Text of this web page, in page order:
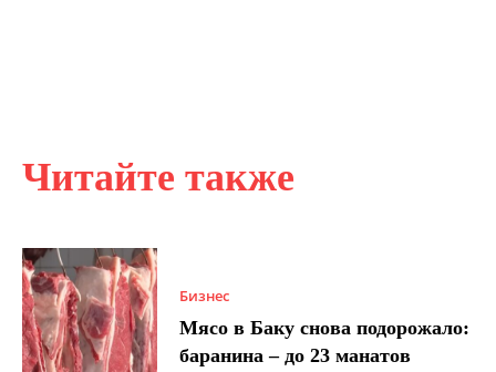
Читайте также
Бизнес
Мясо в Баку снова подорожало:
баранина – до 23 манатов